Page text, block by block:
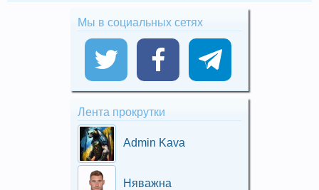
Мы в социальных сетях
Лента прокрутки
Admin Kava
Няважна